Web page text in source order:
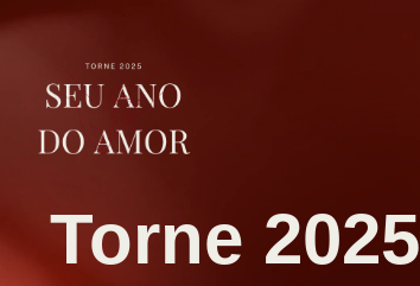
Torne 2025